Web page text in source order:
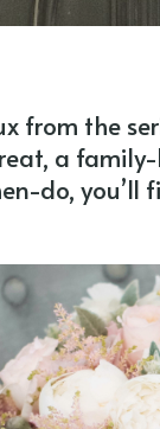
from the
a
do, you’ll